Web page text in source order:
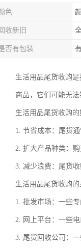
色
回收新旧
否有包装
生活用品尾货收购
商品，它们可能无
生活用品尾货收购的
1. 节省成本：尾货
2. 扩大产品种类：
3. 减少浪费：尾货
生活用品尾货收购的
1. 批发市场：一些
2. 网上平台：一些
3. 尾货回收公司：